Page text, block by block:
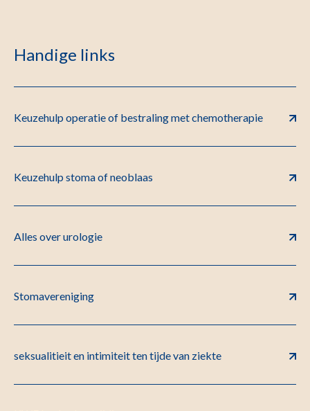
Handige links
Keuzehulp operatie of bestraling met chemotherapie
Keuzehulp stoma of neoblaas
Alles over urologie
Stomavereniging
seksualitieit en intimiteit ten tijde van ziekte